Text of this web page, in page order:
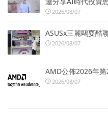
2026/08/07
ASUSx三麗鷗耍酷
2026/08/07
AMD公佈2026年
2026/08/07